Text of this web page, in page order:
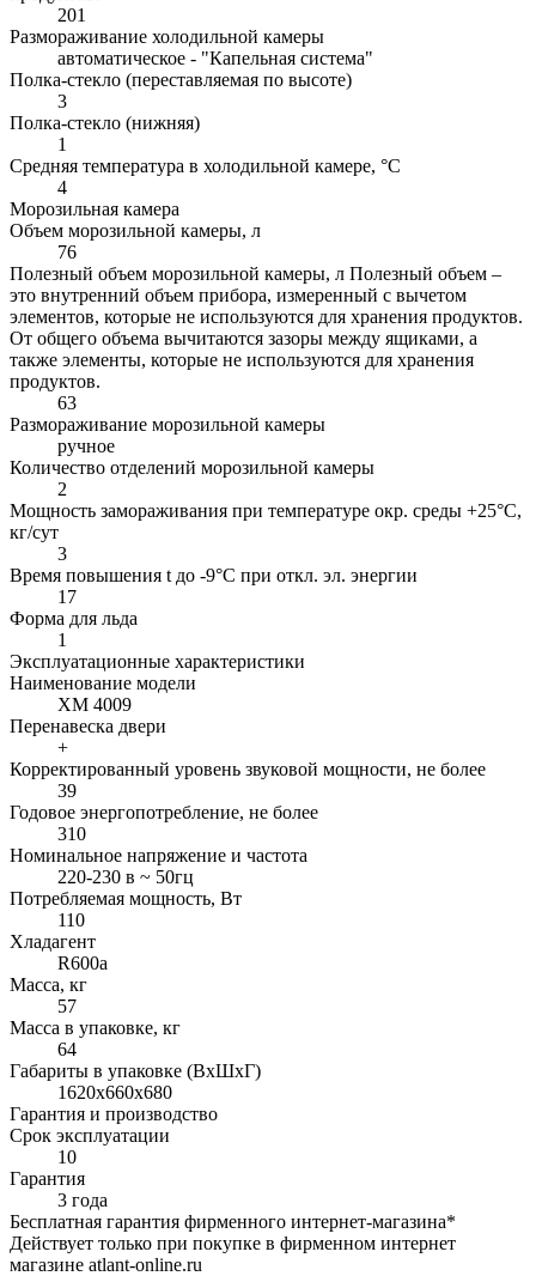
201
Размораживание холодильной камеры
автоматическое - "Капельная система"
Полка-стекло (переставляемая по высоте)
3
Полка-стекло (нижняя)
1
Средняя температура в холодильной камере, °С
4
Морозильная камера
Объем морозильной камеры, л
76
Полезный объем морозильной камеры, л Полезный объем –
это внутренний объем прибора, измеренный с вычетом
элементов, которые не используются для хранения продуктов.
От общего объема вычитаются зазоры между ящиками, а
также элементы, которые не используются для хранения
продуктов.
63
Размораживание морозильной камеры
ручное
Количество отделений морозильной камеры
2
Мощность замораживания при температуре окр. среды +25°С,
кг/сут
3
Время повышения t до -9°C при откл. эл. энергии
17
Форма для льда
1
Эксплуатационные характеристики
Наименование модели
ХМ 4009
Перенавеска двери
+
Корректированный уровень звуковой мощности, не более
39
Годовое энергопотребление, не более
310
Номинальное напряжение и частота
220-230 в ~ 50гц
Потребляемая мощность, Вт
110
Хладагент
R600a
Масса, кг
57
Масса в упаковке, кг
64
Габариты в упаковке (ВхШхГ)
1620x660x680
Гарантия и производство
Срок эксплуатации
10
Гарантия
3 года
Бесплатная гарантия фирменного интернет-магазина*
Действует только при покупке в фирменном интернет
магазине atlant-online.ru